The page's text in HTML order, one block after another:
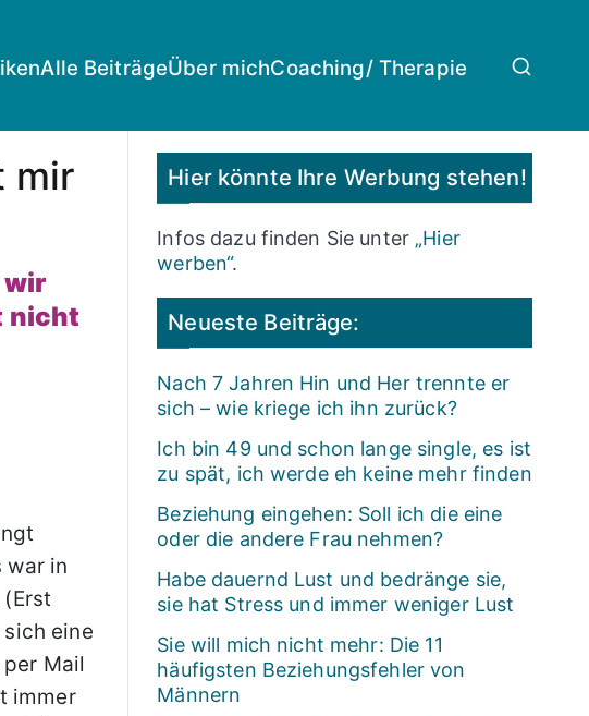
Alle BeiträgeÜber michCoaching/ Therapie
mir
wir
nicht
war in
eine
Mail
immer
Hier könnte Ihre Werbung stehen!
Infos dazu finden Sie unter „Hier
werben“.
Neueste Beiträge:
Nach 7 Jahren Hin und Her trennte er
sich – wie kriege ich ihn zurück?
Ich bin 49 und schon lange single, es ist
zu spät, ich werde eh keine mehr finden
Beziehung eingehen: Soll ich die eine
oder die andere Frau nehmen?
Habe dauernd Lust und bedränge sie,
sie hat Stress und immer weniger Lust
Sie will mich nicht mehr: Die 11
häufigsten Beziehungsfehler von
Männern